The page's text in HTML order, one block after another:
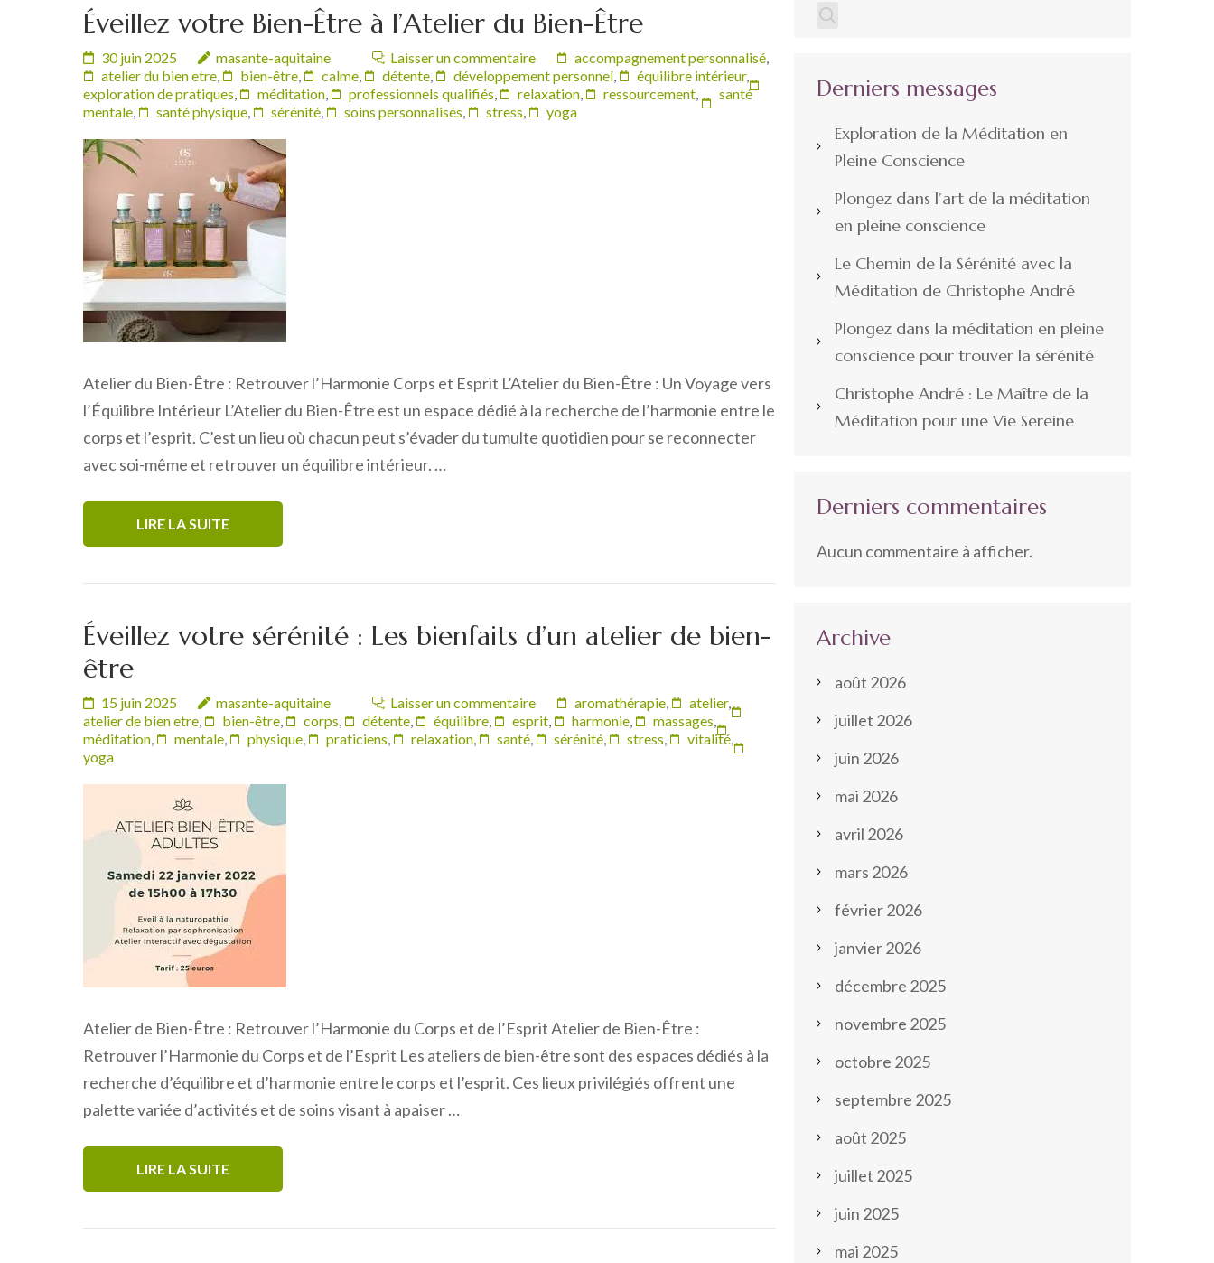
Éveillez votre Bien-Être à l’Atelier du Bien-Être
30 juin 2025 masante-aquitaine Laisser un commentaire accompagnement personnalisé,
atelier du bien etre, bien-être, calme, détente, développement personnel, équilibre intérieur,
exploration de pratiques, méditation, professionnels qualifiés, relaxation, ressourcement,
santé
mentale, santé physique, sérénité, soins personnalisés, stress, yoga
Atelier du Bien-Être : Retrouver l’Harmonie Corps et Esprit L’Atelier du Bien-Être : Un Voyage vers
l’Équilibre Intérieur L’Atelier du Bien-Être est un espace dédié à la recherche de l’harmonie entre le
corps et l’esprit. C’est un lieu où chacun peut s’évader du tumulte quotidien pour se reconnecter
avec soi-même et retrouver un équilibre intérieur. …
LIRE LA SUITE
Éveillez votre sérénité : Les bienfaits d’un atelier de bien-
être
15 juin 2025 masante-aquitaine Laisser un commentaire aromathérapie, atelier,
atelier de bien etre, bien-être, corps, détente, équilibre, esprit, harmonie, massages,
méditation, mentale, physique, praticiens, relaxation, santé, sérénité, stress, vitalité,
yoga
Atelier de Bien-Être : Retrouver l’Harmonie du Corps et de l’Esprit Atelier de Bien-Être :
Retrouver l’Harmonie du Corps et de l’Esprit Les ateliers de bien-être sont des espaces dédiés à la
recherche d’équilibre et d’harmonie entre le corps et l’esprit. Ces lieux privilégiés offrent une
palette variée d’activités et de soins visant à apaiser …
LIRE LA SUITE
Derniers messages
Exploration de la Méditation en
Pleine Conscience
Plongez dans l’art de la méditation
en pleine conscience
Le Chemin de la Sérénité avec la
Méditation de Christophe André
Plongez dans la méditation en pleine
conscience pour trouver la sérénité
Christophe André : Le Maître de la
Méditation pour une Vie Sereine
Derniers commentaires
Aucun commentaire à afficher.
Archive
août 2026
juillet 2026
juin 2026
mai 2026
avril 2026
mars 2026
février 2026
janvier 2026
décembre 2025
novembre 2025
octobre 2025
septembre 2025
août 2025
juillet 2025
juin 2025
mai 2025